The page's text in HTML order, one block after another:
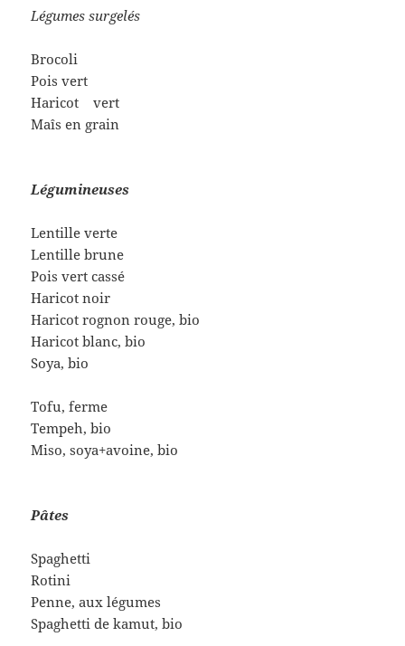
Légumes surgelés
Brocoli
Pois vert
Haricot vert
Maîs en grain
Légumineuses
Lentille verte
Lentille brune
Pois vert cassé
Haricot noir
Haricot rognon rouge, bio
Haricot blanc, bio
Soya, bio
Tofu, ferme
Tempeh, bio
Miso, soya+avoine, bio
Pâtes
Spaghetti
Rotini
Penne, aux légumes
Spaghetti de kamut, bio